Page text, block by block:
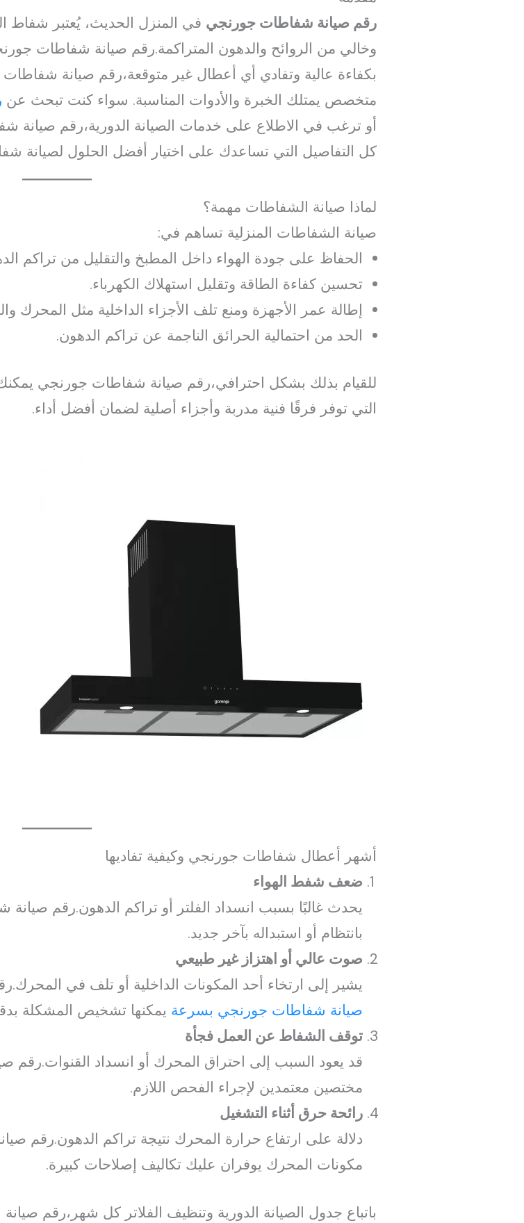
رقم صيانة شفاطات جورنجي في المنزل الحديث، يُعتبر شفاط
وخالي من الروائح والدهون المتراكمة.رقم صيانة شفاطات
بكفاءة عالية وتفادي أي أعطال غير متوقعة،رقم صيانة
متخصص يمتلك الخبرة والأدوات المناسبة. سواء كنت تبحث عن
أو ترغب في الاطلاع على خدمات الصيانة الدورية،رقم
كل التفاصيل التي تساعدك على اختيار أفضل الحلول لصيانة
لماذا صيانة الشفاطات مهمة؟
صيانة الشفاطات المنزلية تساهم في:
الحفاظ على جودة الهواء داخل المطبخ والتقليل من تراكم
تحسين كفاءة الطاقة وتقليل استهلاك الكهرباء.
إطالة عمر الأجهزة ومنع تلف الأجزاء الداخلية مثل المحرك
الحد من احتمالية الحرائق الناجمة عن تراكم الدهون.
للقيام بذلك بشكل احترافي،رقم صيانة شفاطات جورنجي
التي توفر فرقًا فنية مدربة وأجزاء أصلية لضمان أفضل أداء.
أشهر أعطال شفاطات جورنجي وكيفية تفاديها
ضعف شفط الهواء
يحدث غالبًا بسبب انسداد الفلتر أو تراكم الدهون.رقم
بانتظام أو استبداله بآخر جديد.
صوت عالي أو اهتزاز غير طبيعي
يشير إلى ارتخاء أحد المكونات الداخلية أو تلف في
صيانة شفاطات جورنجي بسرعة يمكنها تشخيص المشكلة
توقف الشفاط عن العمل فجأة
قد يعود السبب إلى احتراق المحرك أو انسداد
مختصين معتمدين لإجراء الفحص اللازم.
رائحة حرق أثناء التشغيل
دلالة على ارتفاع حرارة المحرك نتيجة تراكم
مكونات المحرك يوفران عليك تكاليف إصلاحات كبيرة.
باتباع جدول الصيانة الدورية وتنظيف الفلاتر كل شهر،رقم